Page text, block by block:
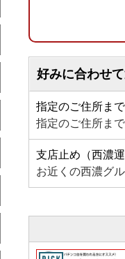
好みに合わせ
指定のご住所ま
指定のご住所ま
支店止め（西濃運
お近くの西濃グ